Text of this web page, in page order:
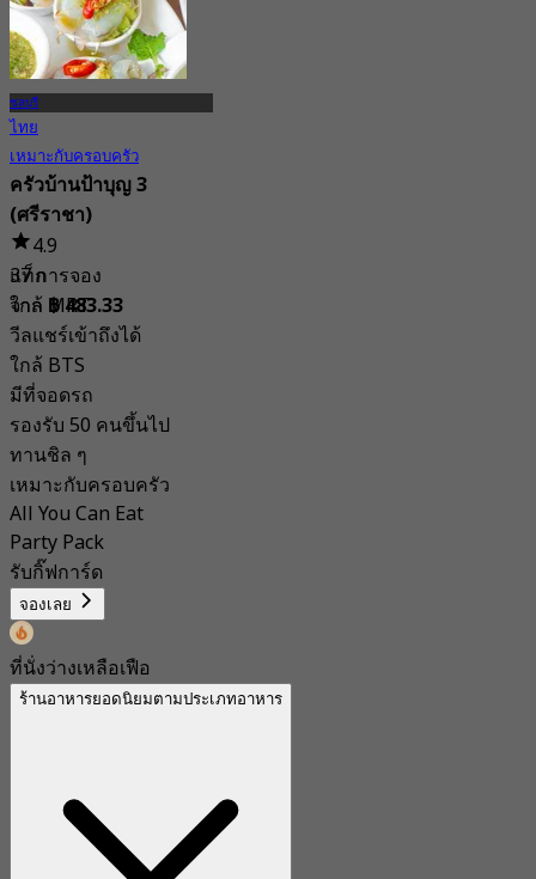
ชลบุรี
ไทย
เหมาะกับครอบครัว
ครัวบ้านป้าบุญ 3
(ศรีราชา)
4.9
37 การจอง
จาก ฿ 483.33
แท็ก
ใกล้ MRT
วีลแชร์เข้าถึงได้
ใกล้ BTS
มีที่จอดรถ
รองรับ 50 คนขึ้นไป
ทานชิล ๆ
เหมาะกับครอบครัว
All You Can Eat
Party Pack
รับกิ๊ฟการ์ด
จองเลย
ที่นั่งว่างเหลือเฟือ
ร้านอาหารยอดนิยมตามประเภทอาหาร